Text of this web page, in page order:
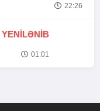
22:26
YENİLƏNİB
01:01